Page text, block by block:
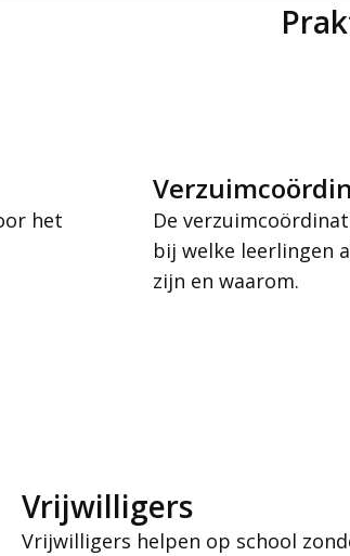
het
De
bij welke leerlingen
zijn en waarom.
Vrijwilligers
Vrijwilligers helpen op school